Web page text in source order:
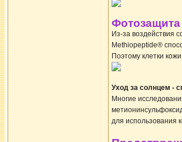
Из-за воздействия
Methiopeptide®
Поэтому клетки
Уход за солнцем -
Многие
для использования